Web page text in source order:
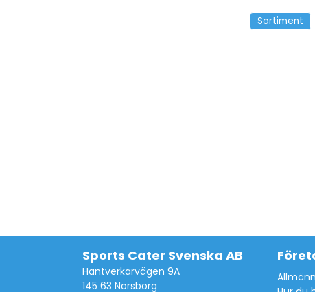
Sortiment
Sports Cater Svenska AB
Hantverkarvägen 9A
145 63 Norsborg